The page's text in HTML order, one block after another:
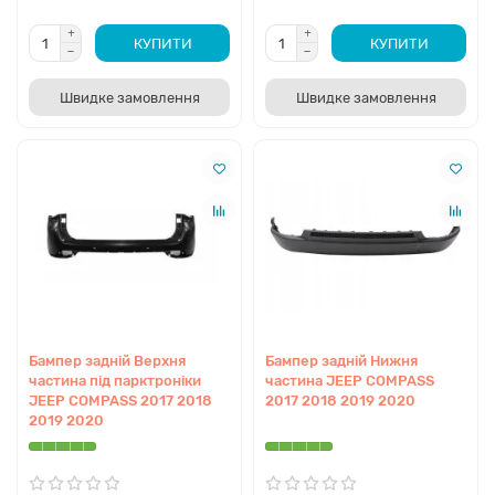
замовлення.
Для яких моделей та поколінь
дорестайлінговою версією другої генерації Jeep
Compass (MP), що зійшла з конвеєра у 2017, 2018,
2019 та 2020 роках. При підборі критично важливо
між міськими версіями та Trailhawk. Деталі від
першого покоління (MK49) або рестайлінгу 2021+ не
є взаємозамінними з цим каталогом.
КУПИТИ
Швидке замовлення
КУПИТИ
Швидке замовлення
Бампер задній Верхня
частина під парктроніки
JEEP COMPASS 2017 2018
2019 2020
Бампер задній Нижня
частина JEEP COMPASS
2017 2018 2019 2020